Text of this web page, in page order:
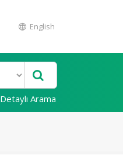
English
Detaylı Arama